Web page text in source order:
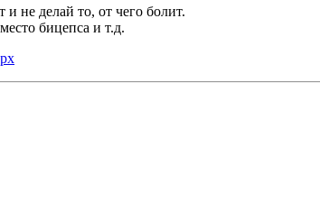
и не делай то, от чего болит.
бицепса и т.д.